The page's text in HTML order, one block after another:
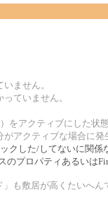
ません。
ていません。
をアクティブにした
アクティブな場合に発
クした/してないに関
プロパティあるいは
も敷居が高くたいへん